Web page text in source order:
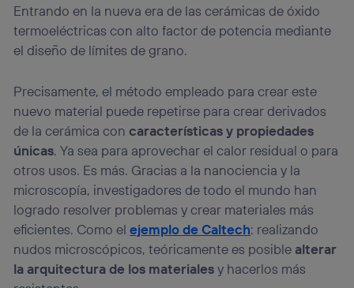
Entrando en la nueva era de las cerámicas de óxido
termoeléctricas con alto factor de potencia mediante
el diseño de límites de grano.
Precisamente, el método empleado para crear este
nuevo material puede repetirse para crear derivados
de la cerámica concaracterísticas y propiedades
únicas. Ya sea para aprovechar el calor residual o para
otros usos. Es más. Gracias a la nanociencia y la
microscopía, investigadores de todo el mundo han
logrado resolver problemas y crear materiales más
eficientes. Como elejemplo de Caltech: realizando
nudos microscópicos, teóricamente es posible alterar
la arquitectura de los materialesy hacerlos más